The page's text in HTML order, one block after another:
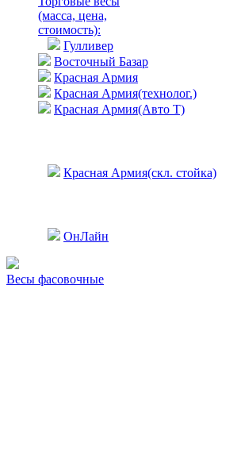
(масса, цена,
стоимость):
Гулливер
Восточный Базар
Красная Армия
Красная Армия(технолог.)
Красная Армия(Авто Т)
Красная Армия(скл. стойка)
ОнЛайн
Весы фасовочные